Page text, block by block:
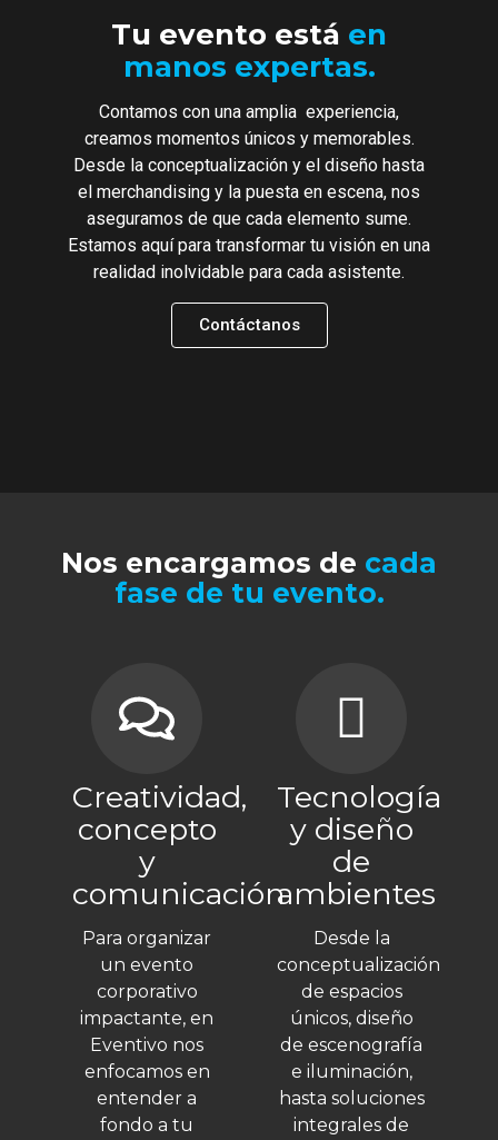
Tu evento está en
manos expertas.
Contamos con una amplia experiencia,
creamos momentos únicos y memorables.
Desde la conceptualización y el diseño hasta
el merchandising y la puesta en escena, nos
aseguramos de que cada elemento sume.
Estamos aquí para transformar tu visión en una
realidad inolvidable para cada asistente.
Contáctanos
Nos encargamos de cada
fase de tu evento.
Creatividad,
concepto
y
comunicación
Para organizar
un evento
corporativo
impactante, en
Eventivo nos
enfocamos en
entender a
fondo a tu
Tecnología
y diseño
de
ambientes
Desde la
conceptualización
de espacios
únicos, diseño
de escenografía
e iluminación,
hasta soluciones
integrales de